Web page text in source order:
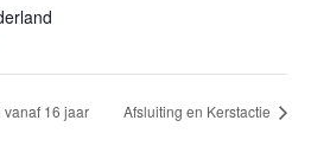
16 jaar Afsluiting en Kerstactie